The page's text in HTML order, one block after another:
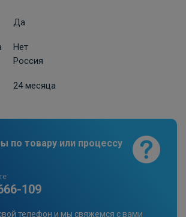
электрика к фаркопу
ЗАКАЗ ОТ 10 ДНЕЙ
к ТСУ EDV 7P с электрожгутом
м в пакете (улучшенная) Bosal-VFM
ЗАКАЗ ОТ 14 ДНЕЙ
запросу
Да
Нет
Россия
24 месяца
по товару или процессу
109
телефон и мы свяжемся с вами